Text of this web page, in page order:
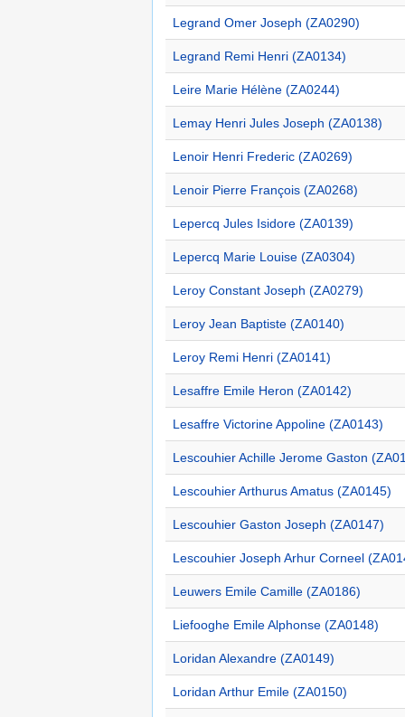
Legrand Omer Joseph (ZA0290)
Legrand Remi Henri (ZA0134)
Leire Marie Hélène (ZA0244)
Lemay Henri Jules Joseph (ZA0138)
Lenoir Henri Frederic (ZA0269)
Lenoir Pierre François (ZA0268)
Lepercq Jules Isidore (ZA0139)
Lepercq Marie Louise (ZA0304)
Leroy Constant Joseph (ZA0279)
Leroy Jean Baptiste (ZA0140)
Leroy Remi Henri (ZA0141)
Lesaffre Emile Heron (ZA0142)
Lesaffre Victorine Appoline (ZA0143)
Lescouhier Achille Jerome Gaston
Lescouhier Arthurus Amatus (ZA0145)
Lescouhier Gaston Joseph (ZA0147)
Lescouhier Joseph Arhur Corneel
Leuwers Emile Camille (ZA0186)
Liefooghe Emile Alphonse (ZA0148)
Loridan Alexandre (ZA0149)
Loridan Arthur Emile (ZA0150)